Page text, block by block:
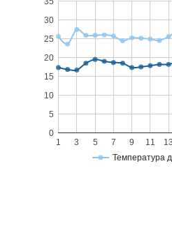
Температура
1 3 5 7 9 11
0
5
10
15
20
25
30